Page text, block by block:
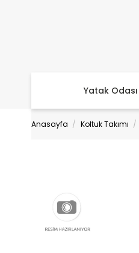
Yatak Odası
Anasayfa Koltuk Takımı